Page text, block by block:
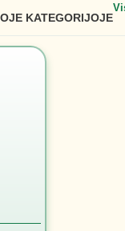
KATEGORIJOJE